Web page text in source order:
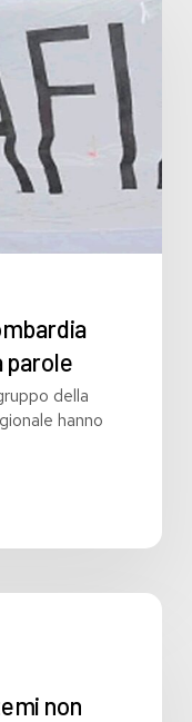
parole
della
hanno
non